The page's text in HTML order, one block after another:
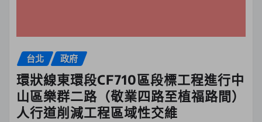
台北 政府
環狀線東環段CF710區段標工程進行中
山區樂群二路（敬業四路至植福路間）
人行道削減工程區域性交維